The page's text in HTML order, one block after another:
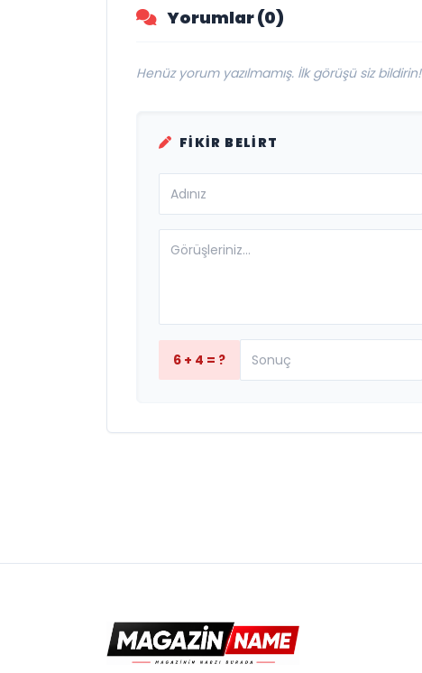
Yorumlar (0)
Henüz yorum yazılmamış. İlk görüşü siz bildirin!
FIKIR BELIRT
6 + 4 = ?